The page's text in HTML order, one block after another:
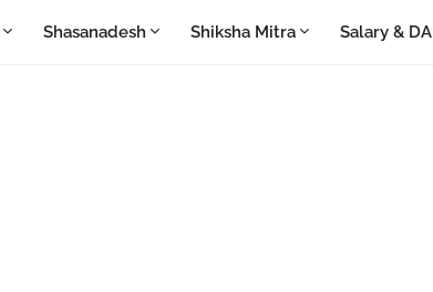
Shasanadesh Shiksha Mitra Salary & DA